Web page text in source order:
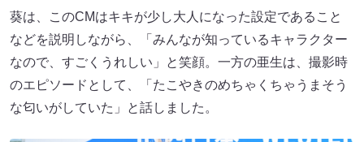
葵は、このCMはキキが少し大人になった設定であること
などを説明しながら、「みんなが知っているキャラクター
なので、すごくうれしい」と笑顔。一方の亜生は、撮影時
のエピソードとして、「たこやきのめちゃくちゃうまそう
な匂いがしていた」と話しました。